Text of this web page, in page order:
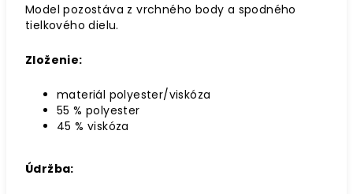
Model pozostáva z vrchného body a spodného
tielkového dielu.
Zloženie:
materiál polyester/viskóza
55 % polyester
45 % viskóza
Údržba: